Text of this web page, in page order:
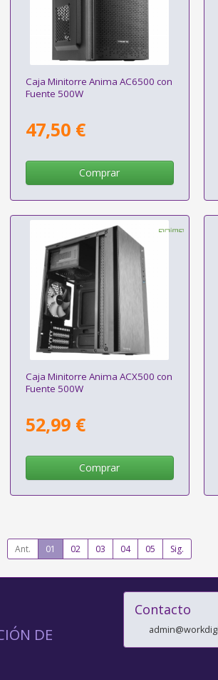
Caja Minitorre Anima AC6500 con
Fuente 500W
47,50 €
Comprar
Caja Minitorre Anima ACX500 con
Fuente 500W
52,99 €
Comprar
Ant. 01 02 03 04 05 Sig.
DE
Contacto